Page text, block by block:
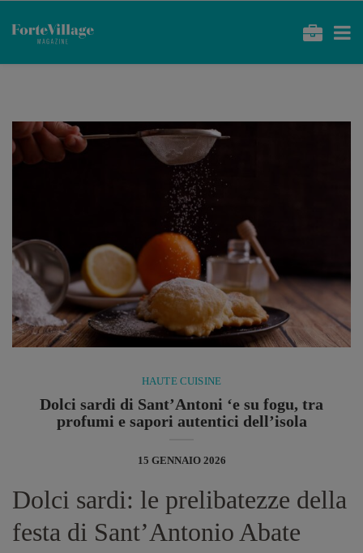
HAUTE CUISINE
Dolci sardi di Sant’Antoni ‘e su fogu, tra
profumi e sapori autentici dell’isola
15 GENNAIO 2026
Dolci sardi: le prelibatezze della
festa di Sant’Antonio Abate